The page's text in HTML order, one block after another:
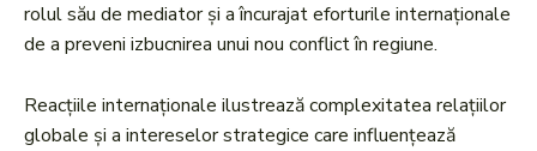
rolul său de mediator și a încurajat eforturile internaționale
de a preveni izbucnirea unui nou conflict în regiune.
Reacțiile internaționale ilustrează complexitatea relațiilor
globale și a intereselor strategice care influențează